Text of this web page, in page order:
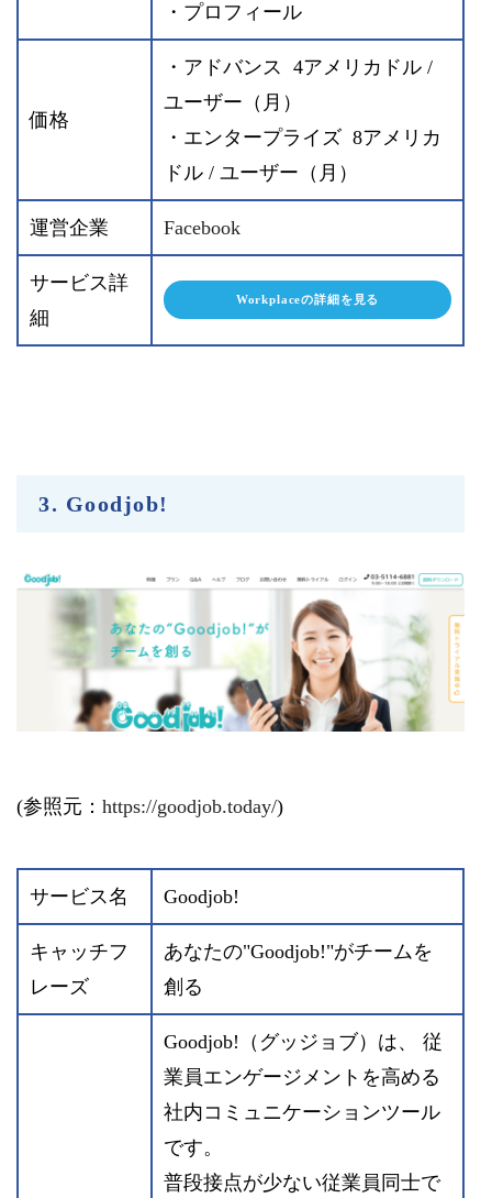
・プロフィール
価格
・アドバンス 4アメリカドル /
ユーザー（月）
・エンタープライズ 8アメリカ
ドル / ユーザー（月）
運営企業 Facebook
サービス詳
細
Workplaceの詳細を見る
3. Goodjob!
(参照元： https://goodjob.today/)
サービス名 Goodjob!
キャッチフ
レーズ
あなたの"Goodjob!"がチームを
創る
Goodjob!（グッジョブ）は、 従
業員エンゲージメントを高める
社内コミュニケーションツール
です。
普段接点が少ない従業員同士で